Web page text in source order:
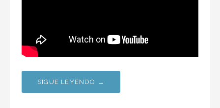
SIGUE LEYENDO →